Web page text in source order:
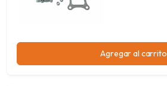
Agregar al carrito